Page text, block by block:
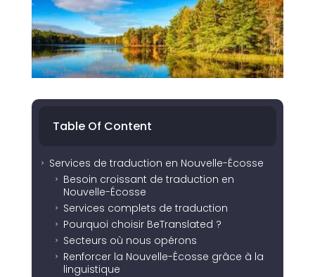
Table Of Content
5 Services de traduction en Nouvelle-Écosse
5
Besoin croissant de traduction en
Nouvelle-Écosse
5 Services complets de traduction
5 Pourquoi choisir BeTranslated ?
5 Secteurs où nous opérons
5
Renforcer la Nouvelle-Écosse grâce à la
linguistique